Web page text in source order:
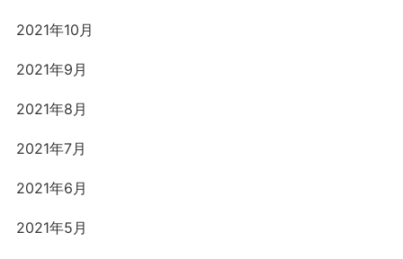
2021年10月
2021年9月
2021年8月
2021年7月
2021年6月
2021年5月